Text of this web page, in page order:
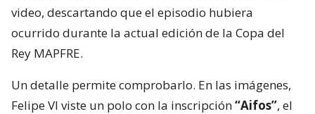
video, descartando que el episodio hubiera
ocurrido durante la actual edición de la Copa del
Rey MAPFRE.
Un detalle permite comprobarlo. En las imágenes,
Felipe VI viste un polo con la inscripción“Aifos”, el